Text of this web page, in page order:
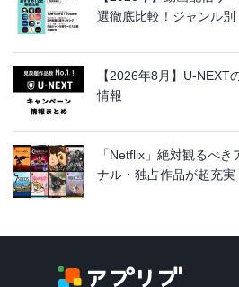
選徹底比較！ジャンル
【2026年8月】U-NEXT
情報
「Netflix」絶対観るべ
ナル・独占作品が超充実